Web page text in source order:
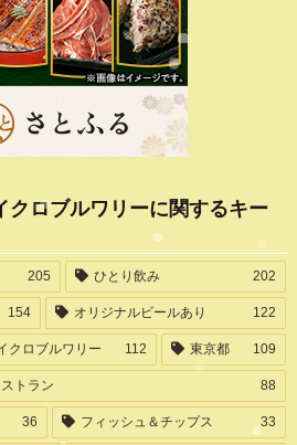
クロブルワリーに関するキー
205 ひとり飲み 202
154 オリジナルビールあり 122
クロブルワリー 112 東京都 109
トラン 88
36 フィッシュ＆チップス 33